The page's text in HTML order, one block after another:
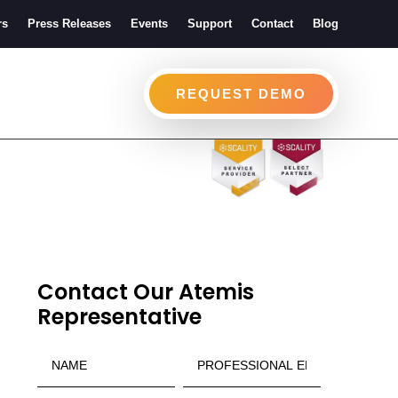
Press Releases Events Support Contact Blog
REQUEST DEMO
Contact Our Atemis
Representative